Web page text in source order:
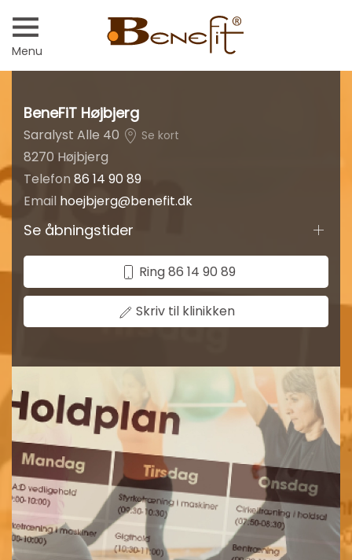
Menu
BeneFiT Højbjerg
Saralyst Alle 40 Se kort
8270 Højbjerg
Telefon 86 14 90 89
Email hoejbjerg@benefit.dk
Se åbningstider
Ring 86 14 90 89
Skriv til klinikken